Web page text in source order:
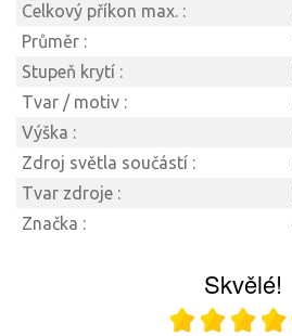
Celkový příkon max. :
Průměr :
Stupeň krytí :
Tvar / motiv :
Výška :
Zdroj světla součástí :
Tvar zdroje :
Značka :